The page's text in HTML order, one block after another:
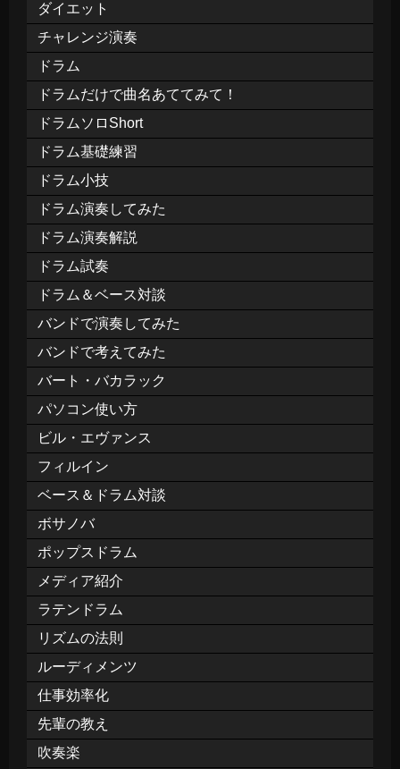
ダイエット
チャレンジ演奏
ドラム
ドラムだけで曲名あててみて！
ドラムソロShort
ドラム基礎練習
ドラム小技
ドラム演奏してみた
ドラム演奏解説
ドラム試奏
ドラム＆ベース対談
バンドで演奏してみた
バンドで考えてみた
バート・バカラック
パソコン使い方
ビル・エヴァンス
フィルイン
ベース＆ドラム対談
ボサノバ
ポップスドラム
メディア紹介
ラテンドラム
リズムの法則
ルーディメンツ
仕事効率化
先輩の教え
吹奏楽